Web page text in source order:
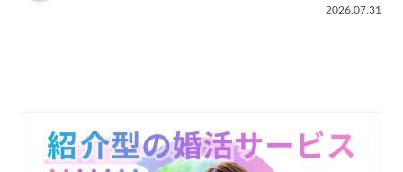
2026.07.31